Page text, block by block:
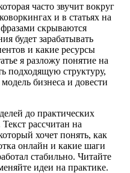
часто звучит вокруг
и в статьях на
скрываются
будет зарабатывать
и какие ресурсы
я разложу понятие на
подходящую структуру,
бизнеса и довести
до практических
рассчитан на
хочет понять, как
онлайн и какие шаги
стабильно. Читайте
идеи на практике.